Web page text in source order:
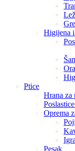
Higijena i
Ptice
Hrana za
Oprema
Pesak